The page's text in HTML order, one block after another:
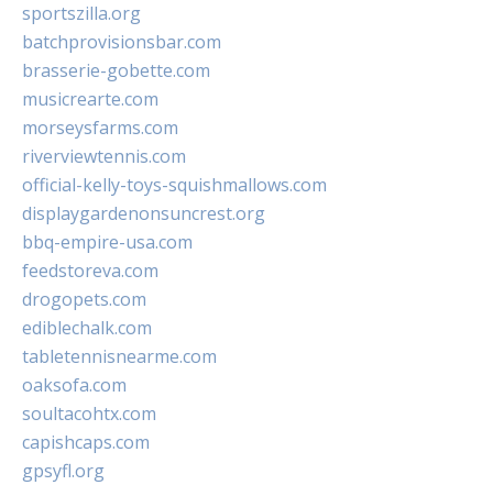
sportszilla.org
batchprovisionsbar.com
brasserie-gobette.com
musicrearte.com
morseysfarms.com
riverviewtennis.com
official-kelly-toys-squishmallows.com
displaygardenonsuncrest.org
bbq-empire-usa.com
feedstoreva.com
drogopets.com
ediblechalk.com
tabletennisnearme.com
oaksofa.com
soultacohtx.com
capishcaps.com
gpsyfl.org